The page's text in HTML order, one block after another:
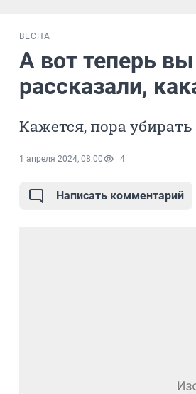
ВЕСНА
А вот теперь
рассказали,
Кажется, пора
1 апреля 2024, 08:00 4
Написать комментарий